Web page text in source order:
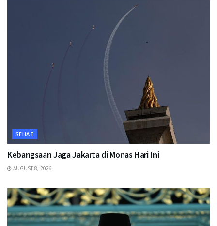
SEHAT
Kebangsaan Jaga Jakarta di Monas Hari Ini
AUGUST 8, 2026